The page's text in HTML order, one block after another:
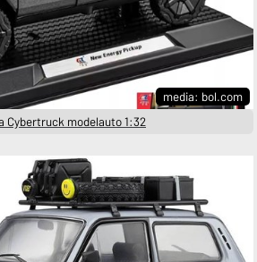
media: bol.com
Cybertruck modelauto 1:32